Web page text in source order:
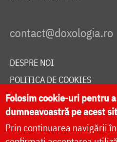
DESPRE NOI
POLITICA DE COOKIES
DONEAZĂ ONLINE PENTRU
LIVE
Folosim cookie-uri pentru
dumneavoastră pe acest
Prin continuarea navigării